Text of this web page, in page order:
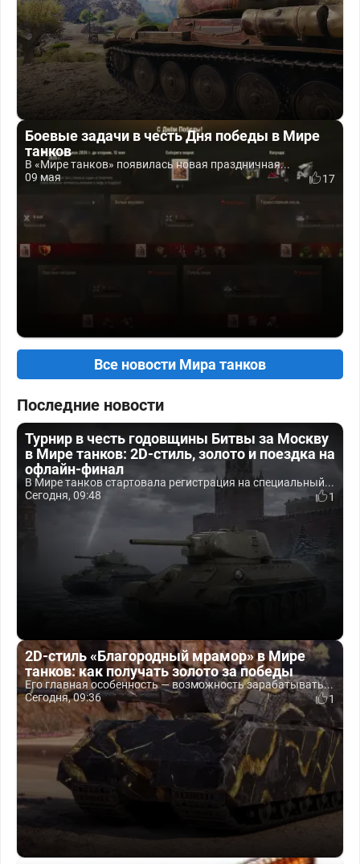
Боевые задачи в честь Дня победы в Мире
танков
В «Мире танков» появилась новая праздничная...
09 мая
17
Все новости Мира танков
Последние новости
Турнир в честь годовщины Битвы за Москву
в Мире танков: 2D-стиль, золото и поездка на
офлайн-финал
В Мире танков стартовала регистрация на специальный...
Сегодня, 09:48
1
2D-стиль «Благородный мрамор» в Мире
танков: как получать золото за победы
Его главная особенность — возможность зарабатывать...
Сегодня, 09:36
1